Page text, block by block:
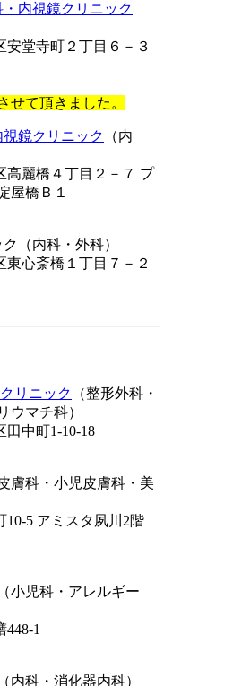
内視鏡クリニック
安堂寺町２丁目６－３
て頂きました。
鏡クリニック
（内
高麗橋４丁目２－７ プ
屋橋Ｂ１
（内科・外科）
東心斎橋１丁目７－２
リニック
（整形外科・
ウマチ科）
田中町1-10-18
皮膚科・小児皮膚科・美
10-5 アミスタ夙川2階
（小児科・アレルギー
448-1
（内科・消化器内科）